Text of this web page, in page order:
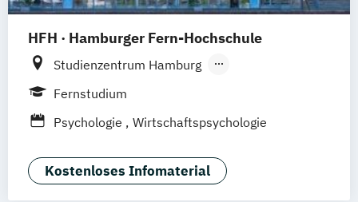
HFH · Hamburger Fern-Hochschule
Studienzentrum Hamburg
Studienzentrum Hamburg Logistik-Bachelor
Studienzentrum Düsseldorf
Studienzentrum München
Studienzentrum Stuttgart
Fernstudium
Psychologie
Wirtschaftspsychologie
Kostenloses Infomaterial